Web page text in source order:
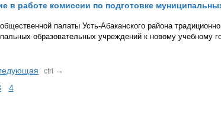
в работе комиссии по подготовке
палаты Усть-Абаканского района
образовательных учреждений к новому учебному
ctrl
→
4